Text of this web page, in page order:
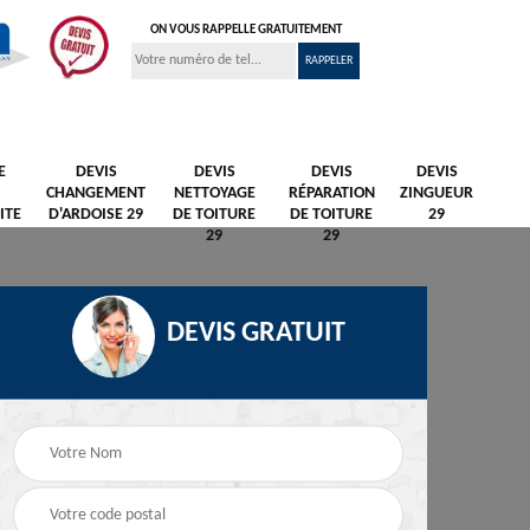
ON VOUS RAPPELLE GRATUITEMENT
DEVIS
CHANGEMENT
D'ARDOISE 29
DEVIS
NETTOYAGE
DE TOITURE
29
DEVIS
RÉPARATION
DE TOITURE
29
DEVIS
ZINGUEUR
29
et
DEVIS GRATUIT